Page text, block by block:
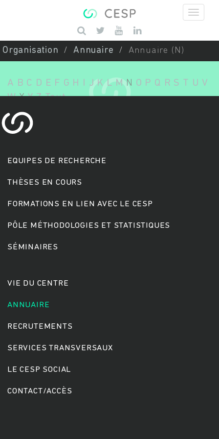
Saisissez vos mots-clés
Organisation Annuaire Annuaire (N)
A B C D E F G H J K L M N O P Q R S T U V
W X Y Z Tout
EQUIPES DE RECHERCHE
THÈSES EN COURS
FORMATIONS EN LIEN AVEC LE CESP
PÔLE MÉTHODOLOGIES ET STATISTIQUES
SÉMINAIRES
VIE DU CENTRE
ANNUAIRE
RECRUTEMENTS
SERVICES TRANSVERSAUX
LE CESP SOCIAL
CONTACT/ACCÈS